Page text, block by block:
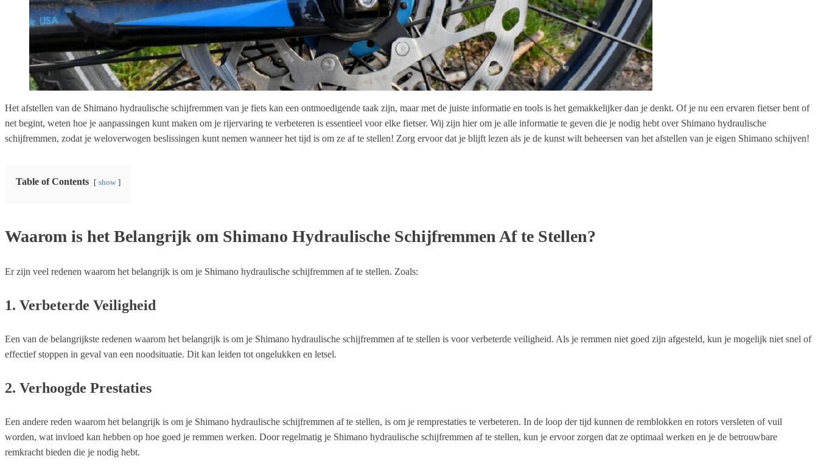
Het afstellen van de Shimano hydraulische schijfremmen van je fiets kan een ontmoedigende taak zijn, maar met de juiste informatie en tools is het gemakkelijker dan je denkt. Of je nu een ervaren fietser bent of
net begint, weten hoe je aanpassingen kunt maken om je rijervaring te verbeteren is essentieel voor elke fietser. Wij zijn hier om je alle informatie te geven die je nodig hebt over Shimano hydraulische
schijfremmen, zodat je weloverwogen beslissingen kunt nemen wanneer het tijd is om ze af te stellen! Zorg ervoor dat je blijft lezen als je de kunst wilt beheersen van het afstellen van je eigen Shimano schijven!
Table of Contents show
Waarom is het Belangrijk om Shimano Hydraulische Schijfremmen Af te Stellen?
Er zijn veel redenen waarom het belangrijk is om je Shimano hydraulische schijfremmen af te stellen. Zoals:
1. Verbeterde Veiligheid
Een van de belangrijkste redenen waarom het belangrijk is om je Shimano hydraulische schijfremmen af te stellen is voor verbeterde veiligheid. Als je remmen niet goed zijn afgesteld, kun je mogelijk niet snel of
effectief stoppen in geval van een noodsituatie. Dit kan leiden tot ongelukken en letsel.
2. Verhoogde Prestaties
Een andere reden waarom het belangrijk is om je Shimano hydraulische schijfremmen af te stellen, is om je remprestaties te verbeteren. In de loop der tijd kunnen de remblokken en rotors versleten of vuil
worden, wat invloed kan hebben op hoe goed je remmen werken. Door regelmatig je Shimano hydraulische schijfremmen af te stellen, kun je ervoor zorgen dat ze optimaal werken en je de betrouwbare
remkracht bieden die je nodig hebt.